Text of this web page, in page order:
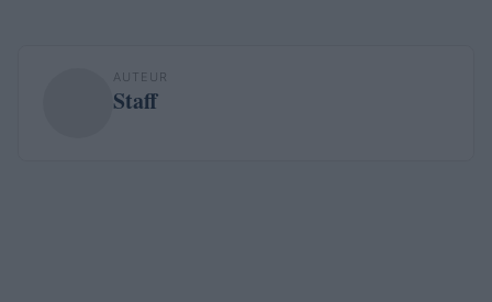
AUTEUR
Staff